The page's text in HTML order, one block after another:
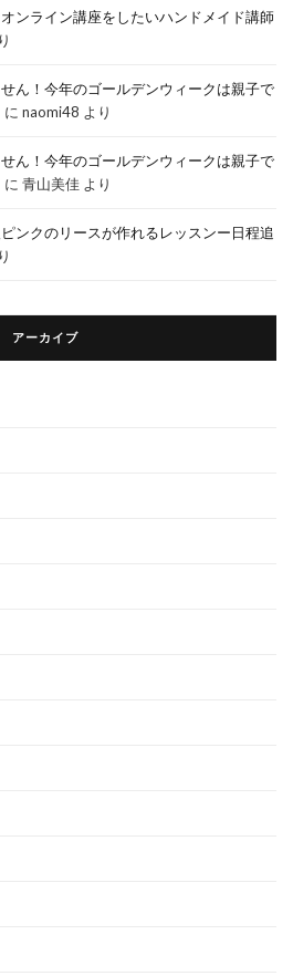
ンライン講座をしたいハンドメイド講師
ん！今年のゴールデンウィークは親子で
に naomi48 より
ん！今年のゴールデンウィークは親子で
に 青山美佳 より
ンクのリースが作れるレッスンー日程追
アーカイブ